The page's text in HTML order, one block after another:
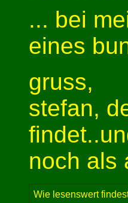
... bei
eines
gruss,
stefan,
noch als
Wie lesenswert